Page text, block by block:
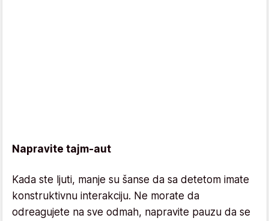
Napravite tajm-aut
Kada ste ljuti, manje su šanse da sa detetom imate
konstruktivnu interakciju. Ne morate da
odreagujete na sve odmah, napravite pauzu da se